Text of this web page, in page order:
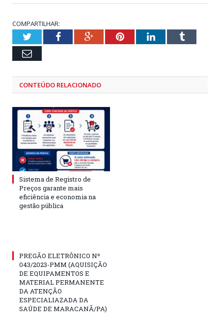
COMPARTILHAR:
TwitterFacebookGoogle+PinterestLinkedInTumblr
Email
CONTEÚDO RELACIONADO
Sistema de Registro de
Preços garante mais
eficiência e economia na
gestão pública
PREGÃO ELETRÔNICO Nº
043/2023-PMM (AQUISIÇÃO
DE EQUIPAMENTOS E
MATERIAL PERMANENTE
DA ATENÇÃO
ESPECIALIAZADA DA
SAÚDE DE MARACANÃ/PA)